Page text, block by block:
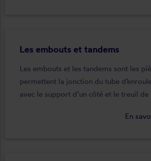
Les embouts et tandems
Les embouts et les tandems sont les
permettent la jonction du tube
avec le support d’un côté et le treuil de
En